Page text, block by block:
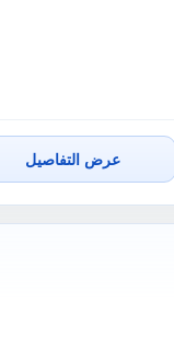
عرض التفاصيل